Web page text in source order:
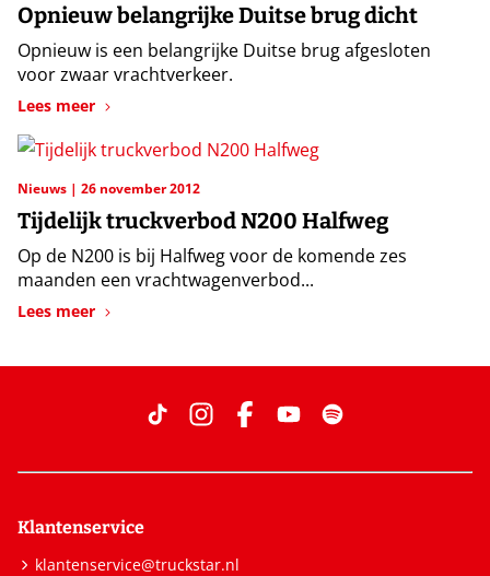
Opnieuw belangrijke Duitse brug dicht
Opnieuw is een belangrijke Duitse brug afgesloten
voor zwaar vrachtverkeer.
Lees meer
Nieuws 26 november 2012
Tijdelijk truckverbod N200 Halfweg
Op de N200 is bij Halfweg voor de komende zes
maanden een vrachtwagenverbod...
Lees meer
Klantenservice
klantenservice@truckstar.nl